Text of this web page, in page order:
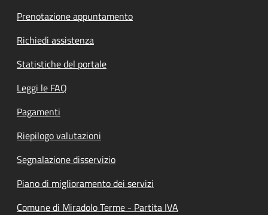
Prenotazione appuntamento
Richiedi assistenza
Statistiche del portale
Leggi le FAQ
Pagamenti
Riepilogo valutazioni
Segnalazione disservizio
Piano di miglioramento dei servizi
Comune di Miradolo Terme - Partita IVA